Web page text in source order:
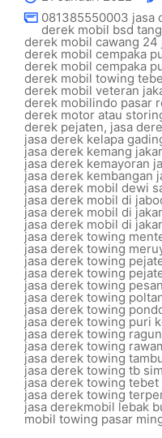
081385550003 jasa
derek mobil bsd
derek mobil cawang 24
derek mobil cempaka
derek mobil cempaka
derek mobil towing
derek mobil veteran
derek mobilindo pasar
derek motor atau
derek pejaten, jasa
jasa derek kelapa
jasa derek kemang
jasa derek kemayoran
jasa derek kembangan
jasa derek mobil dewi
jasa derek mobil di
jasa derek mobil di
jasa derek mobil di
jasa derek towing
jasa derek towing
jasa derek towing
jasa derek towing
jasa derek towing
jasa derek towing
jasa derek towing
jasa derek towing puri
jasa derek towing
jasa derek towing
jasa derek towing
jasa derek towing tb
jasa derek towing tebet
jasa derek towing
jasa derekmobil lebak
mobil towing pasar